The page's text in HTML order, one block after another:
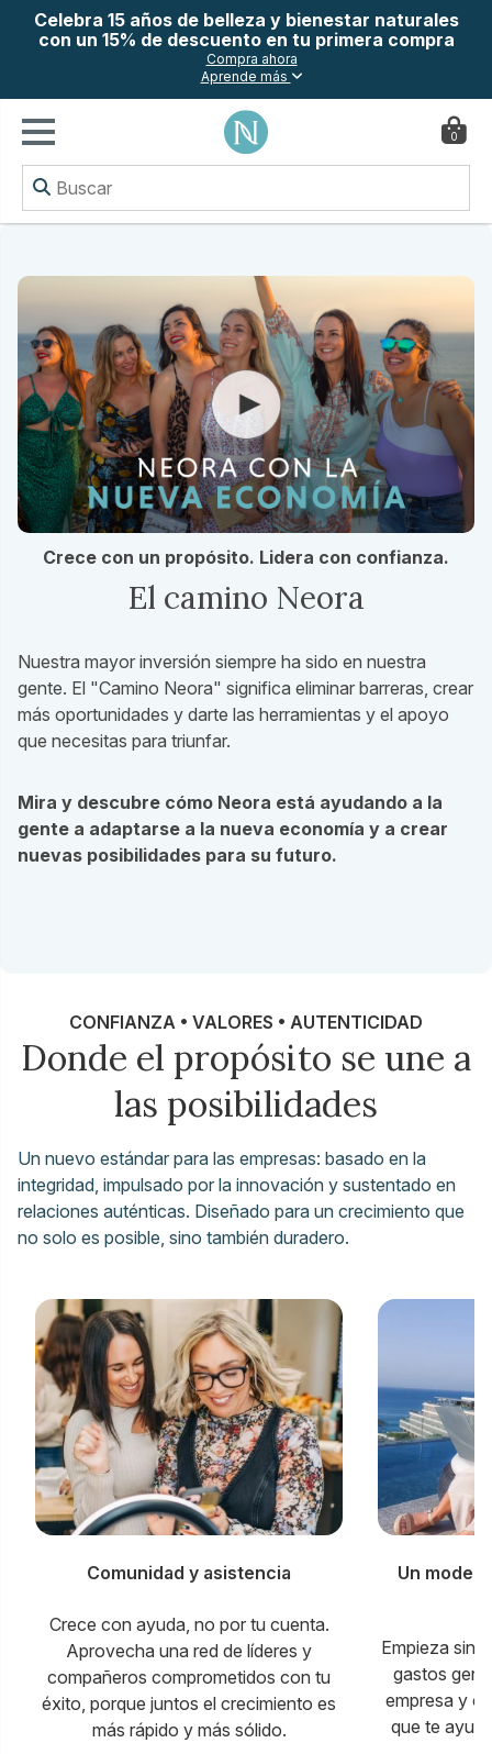
Celebra 15 años de belleza y bienestar naturales
con un 15% de descuento en tu primera compra
Compra ahora
Aprende más
0
Crece con un propósito. Lidera con confianza.
El camino Neora
Nuestra mayor inversión siempre ha sido en nuestra
gente. El "Camino Neora" significa eliminar barreras, crear
más oportunidades y darte las herramientas y el apoyo
que necesitas para triunfar.
Mira y descubre cómo Neora está ayudando a la
gente a adaptarse a la nueva economía y a crear
nuevas posibilidades para su futuro.
CONFIANZA • VALORES • AUTENTICIDAD
Donde el propósito se une a
las posibilidades
Un nuevo estándar para las empresas: basado en la
integridad, impulsado por la innovación y sustentado en
relaciones auténticas. Diseñado para un crecimiento que
no solo es posible, sino también duradero.
Comunidad y asistencia
Crece con ayuda, no por tu cuenta.
Aprovecha una red de líderes y
compañeros comprometidos con tu
éxito, porque juntos el crecimiento es
más rápido y más sólido.
Un
Empieza sin
gastos
empresa y
que te